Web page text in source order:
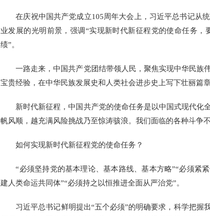
在庆祝中国共产党成立105周年大会上，习近平总书记从统
业发展的光明前景，强调“实现新时代新征程党的使命任务
绩”。
一路走来，中国共产党团结带领人民，聚焦实现中华民族
宝贵经验，在中华民族发展史和人类社会进步史上写下壮丽篇章
新时代新征程，中国共产党的使命任务是以中国式现代化
帆风顺，越充满风险挑战乃至惊涛骇浪。我们面临的各种斗争
如何实现新时代新征程党的使命任务？
“必须坚持党的基本理论、基本路线、基本方略”“必须紧紧
建人类命运共同体”“必须持之以恒推进全面从严治党”。
习近平总书记鲜明提出“五个必须”的明确要求，科学把握